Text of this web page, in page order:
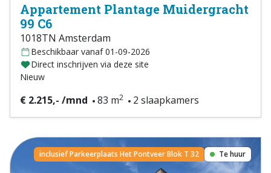
Appartement Plantage Muidergracht
99 C6
1018TN Amsterdam
Beschikbaar vanaf 01-09-2026
Direct inschrijven via deze site
Nieuw
€ 2.215,- /mnd 83 m2 2 slaapkamers
inclusief Parkeerplaats Het Pontveer Blok T 32 Te huur